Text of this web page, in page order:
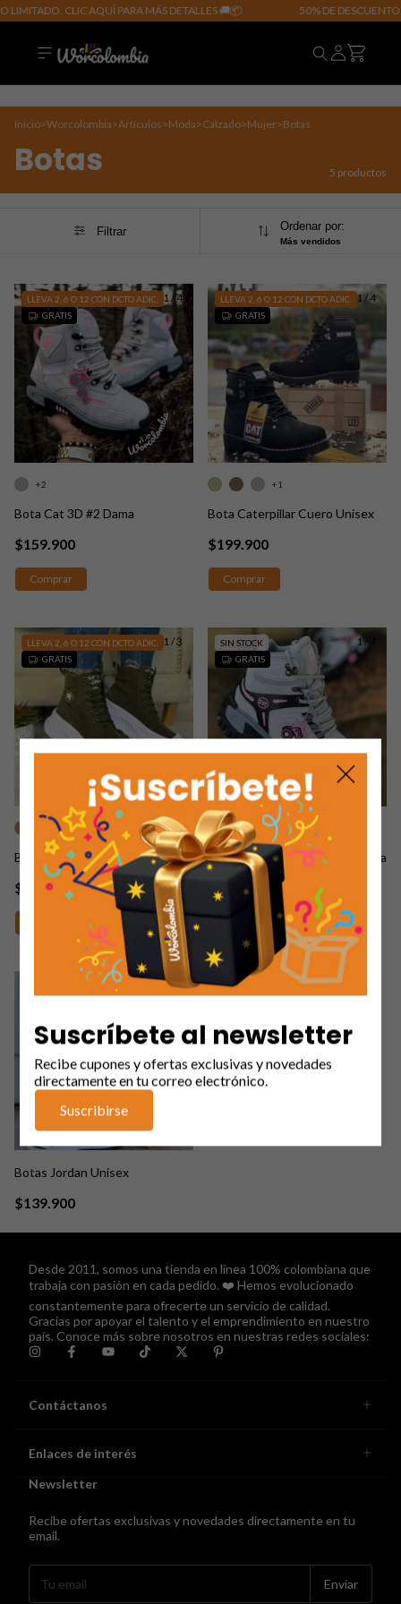
CLIC AQUÍ PARA MÁS DETALLES 🚚📦 50% DE
Inicio>Worcolombia>Artículos>Moda>Calzado>Mujer>Botas
Botas 5 productos
Filtrar Ordenar por:
Más vendidos
1/ 4
LLEVA 2, 6 O 12 CON DCTO ADIC.
GRATIS
Bota Cat 3D #2 Dama
$159.900
+2
Comprar
1/ 4
LLEVA 2, 6 O 12 CON DCTO ADIC.
GRATIS
Bota Caterpillar Cuero Unisex
$199.900
+1
Comprar
1/3
LLEVA 2, 6 O 12 CON DCTO ADIC.
GRATIS
Bota Tractor Converse
$139.900
1/
SIN STOCK
GRATIS
Bota Cat Spoiler Sintético Dama
$169.900
+2
1/7
Botas Jordan Unisex
$139.900
Desde 2011, somos una tienda en línea 100% colombiana que
trabaja con pasión en cada pedido. ❤️ Hemos evolucionado
constantemente para ofrecerte un servicio de calidad.
Gracias por apoyar el talento y el emprendimiento en nuestro
país. Conoce más sobre nosotros en nuestras redes sociales:
Contáctanos
Enlaces de interés
Newsletter
Recibe ofertas exclusivas y novedades directamente en tu
email.
Suscríbete al newsletter
Recibe cupones y ofertas exclusivas y novedades
directamente en tu correo electrónico.
Suscribirse